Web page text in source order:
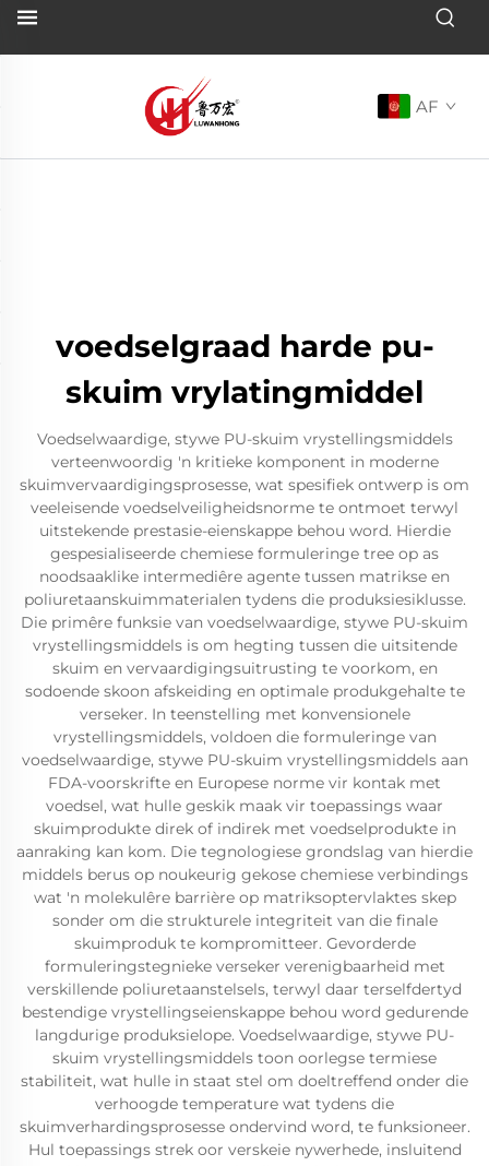
AF
voedselgraad harde pu-
skuim vrylatingmiddel
Voedselwaardige, stywe PU-skuim vrystellingsmiddels
verteenwoordig 'n kritieke komponent in moderne
skuimvervaardigingsprosesse, wat spesifiek ontwerp is om
veeleisende voedselveiligheidsnorme te ontmoet terwyl
uitstekende prestasie-eienskappe behou word. Hierdie
gespesialiseerde chemiese formuleringe tree op as
noodsaaklike intermediêre agente tussen matrikse en
poliuretaanskuimmaterialen tydens die produksiesiklusse.
Die primêre funksie van voedselwaardige, stywe PU-skuim
vrystellingsmiddels is om hegting tussen die uitsitende
skuim en vervaardigingsuitrusting te voorkom, en
sodoende skoon afskeiding en optimale produkgehalte te
verseker. In teenstelling met konvensionele
vrystellingsmiddels, voldoen die formuleringe van
voedselwaardige, stywe PU-skuim vrystellingsmiddels aan
FDA-voorskrifte en Europese norme vir kontak met
voedsel, wat hulle geskik maak vir toepassings waar
skuimprodukte direk of indirek met voedselprodukte in
aanraking kan kom. Die tegnologiese grondslag van hierdie
middels berus op noukeurig gekose chemiese verbindings
wat 'n molekulêre barrière op matriksoptervlaktes skep
sonder om die strukturele integriteit van die finale
skuimproduk te kompromitteer. Gevorderde
formuleringstegnieke verseker verenigbaarheid met
verskillende poliuretaanstelsels, terwyl daar terselfdertyd
bestendige vrystellingseienskappe behou word gedurende
langdurige produksielope. Voedselwaardige, stywe PU-
skuim vrystellingsmiddels toon oorlegse termiese
stabiliteit, wat hulle in staat stel om doeltreffend onder die
verhoogde temperature wat tydens die
skuimverhardingsprosesse ondervind word, te funksioneer.
Hul toepassings strek oor verskeie nywerhede, insluitend